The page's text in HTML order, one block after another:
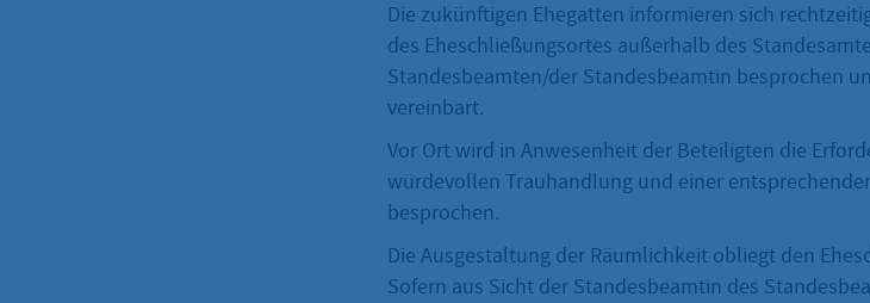
Die zukünftigen Ehegatten informieren sich
des Eheschließungsortes außerhalb des
Standesbeamten/der Standesbeamtin besprochen
vereinbart.
Vor Ort wird in Anwesenheit der Beteiligten die
würdevollen Trauhandlung und einer
besprochen.
Die Ausgestaltung der Räumlichkeit obliegt den
Sofern aus Sicht der Standesbeamtin des